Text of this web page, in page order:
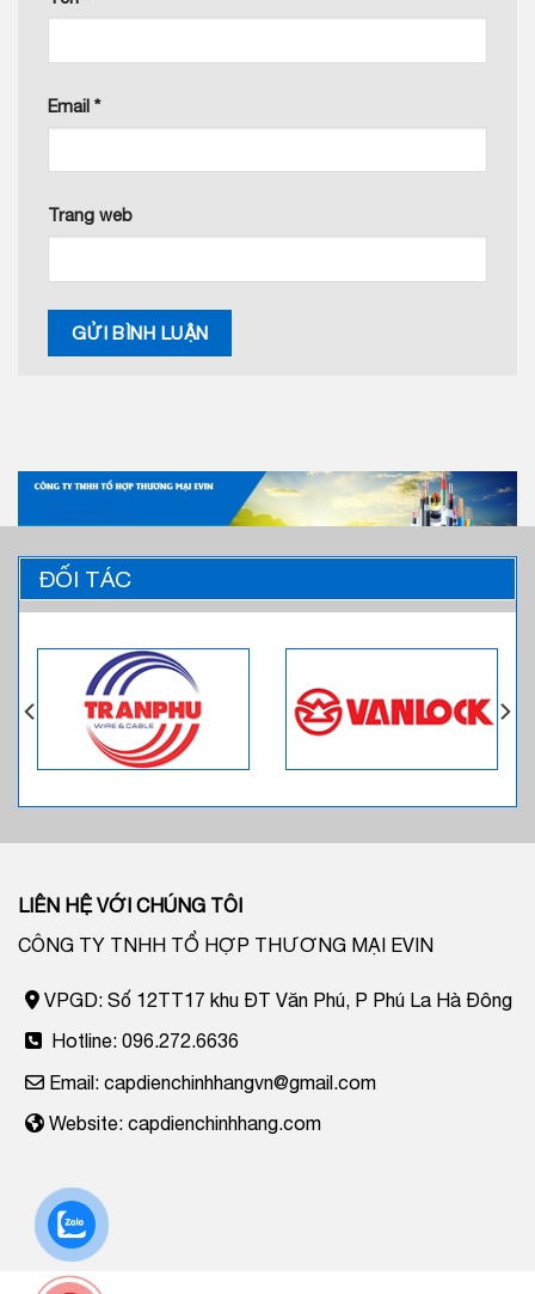
Email *
Trang web
ĐỐI TÁC
LIÊN HỆ VỚI CHÚNG TÔI
CÔNG TY TNHH TỔ HỢP THƯƠNG MẠI EVIN
VPGD: Số 12TT17 khu ĐT Văn Phú, P Phú La Hà Đông
Hotline: 096.272.6636
Email: capdienchinhhangvn@gmail.com
Website: capdienchinhhang.com